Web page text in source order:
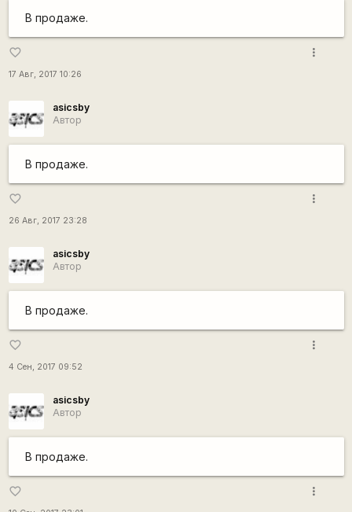
В продаже.
favorite_border
17 Авг, 2017 10:26
more_vert
asicsby
Автор
В продаже.
favorite_border
26 Авг, 2017 23:28
more_vert
asicsby
Автор
В продаже.
favorite_border
4 Сен, 2017 09:52
more_vert
asicsby
Автор
В продаже.
favorite_border more_vert